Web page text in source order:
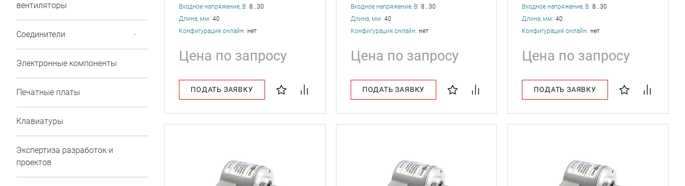
Входное напряжение, В: 8…30
Длина, мм: 40
Конфигурация онлайн: нет
Цена по запросу
ПОДАТЬ ЗАЯВКУ
Входное напряжение, В: 8…30
Длина, мм: 40
Конфигурация онлайн: нет
Цена по запросу
ПОДАТЬ ЗАЯВКУ
Входное напряжение, В: 8…30
Длина, мм: 40
Конфигурация онлайн: нет
Цена по запросу
ПОДАТЬ ЗАЯВКУ
вентиляторы
Соединители
Электронные компоненты
Печатные платы
Клавиатуры
Экспертиза разработок и
проектов